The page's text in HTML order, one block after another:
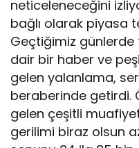
neticeleneceğini
bağlı olarak piyasa
Geçtiğimiz
dair bir haber ve
gelen yalanlama,
beraberinde getirdi.
gelen çeşitli
gerilimi biraz olsun